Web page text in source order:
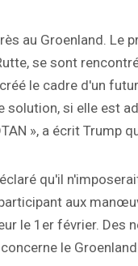
au Groenland. Le
se sont
le cadre d'un
solution, si elle est
», a écrit Trump
qu'il
aux
le 1er février. Des
le